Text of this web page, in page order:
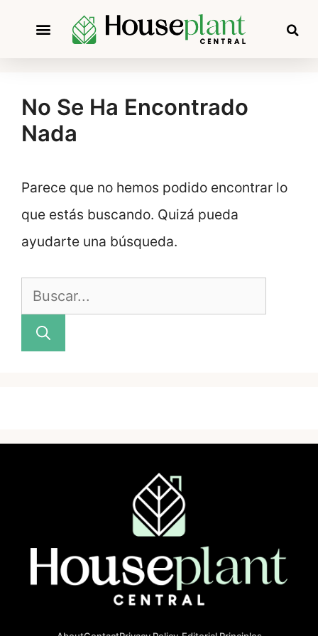
No Se Ha Encontrado
Nada
Parece que no hemos podido encontrar lo
que estás buscando. Quizá pueda
ayudarte una búsqueda.